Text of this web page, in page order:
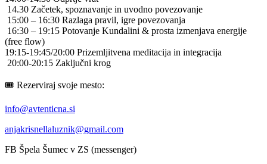
14.30 Začetek, spoznavanje in uvodno povezovanje
15:00 – 16:30 Razlaga pravil, igre povezovanja
16:30 – 19:15 Potovanje Kundalini & prosta izmenjava energije
(free flow)
19:15-19:45/20:00 Prizemljitvena meditacija in integracija
20:00-20:15 Zaključni krog
🎟 Rezerviraj svoje mesto:
info@avtenticna.si
anjakrisnellaluznik@gmail.com
FB Špela Šumec v ZS (messenger)